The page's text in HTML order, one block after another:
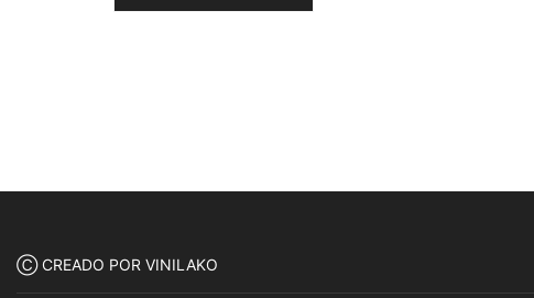
Ⓒ CREADO POR VINILAKO